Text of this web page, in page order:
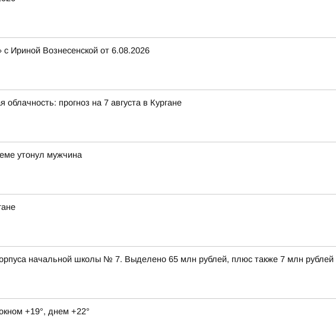
Ириной Вознесенской от 6.08.2026
прогноз на 7 августа в Кургане
утонул мужчина
начальной школы № 7. Выделено 65 млн рублей, плюс также 7 млн рублей
+19°, днем +22°